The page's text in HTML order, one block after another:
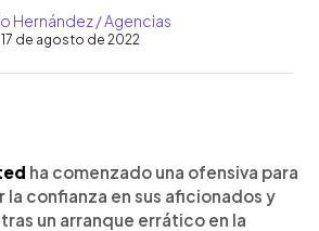
Hernández / Agencias
de agosto de 2022
artículo
ha comenzado una ofensiva para
confianza en sus aficionados y
un arranque errático en la